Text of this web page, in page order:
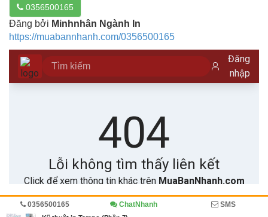
0356500165
Đăng bởi Minhnhân Ngành In
https://muabannhanh.com/0356500165
Trang chủ Diễn đàn Đánh giá
0356500165 ChatNhanh SMS